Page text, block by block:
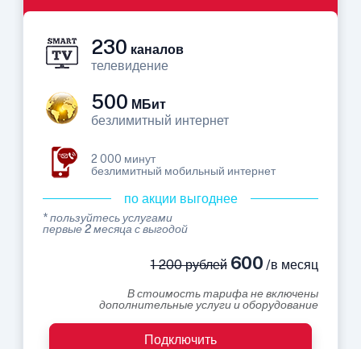
230 каналов
телевидение
500 МБит
безлимитный интернет
2 000 минут
безлимитный мобильный интернет
по акции выгоднее
* пользуйтесь услугами
первые 2 месяца с выгодой
1 200 рублей600 /в месяц
В стоимость тарифа не включены
дополнительные услуги и оборудование
Подключить